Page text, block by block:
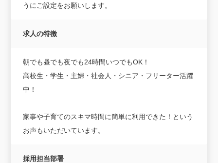
うにご設定をお願いします。
求人の特徴
朝でも昼でも夜でも24時間いつでもOK！
高校生・学生・主婦・社会人・シニア・フリーター活躍
中！
家事や子育てのスキマ時間に簡単に利用できた！という
お声もいただいています。
採用担当部署